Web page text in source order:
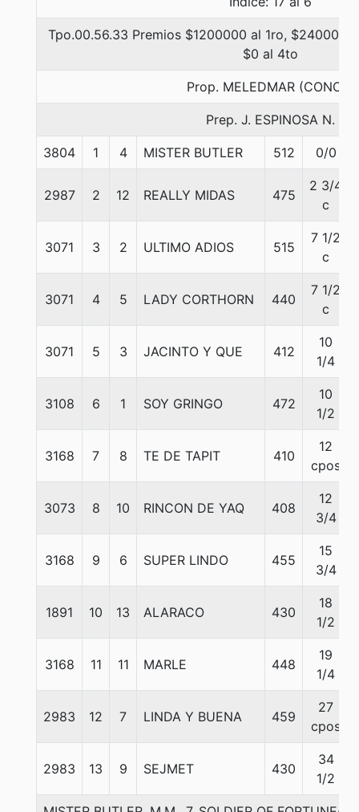
Tpo.00.56.33 Premios $1200000 al 1ro, $240000
$0 al 4to
Prop. MELEDMAR (CONCE)
Prep. J. ESPINOSA N.
3804 1 4 MISTER BUTLER 512 0/0
2987 2 12 REALLY MIDAS 475
2 3/4
c
3071 3 2 ULTIMO ADIOS 515
7 1/2
c
3071 4 5 LADY CORTHORN 440
7 1/2
c
3071 5 3 JACINTO Y QUE 412
10
1/4
3108 6 1 SOY GRINGO 472
10
1/2
3168 7 8 TE DE TAPIT 410
12
cpos
3073 8 10 RINCON DE YAQ 408
12
3/4
3168 9 6 SUPER LINDO 455
15
3/4
1891 10 13 ALARACO 430
18
1/2
3168 11 11 MARLE 448
19
1/4
2983 12 7 LINDA Y BUENA 459
27
cpos
2983 13 9 SEJMET 430
34
1/2